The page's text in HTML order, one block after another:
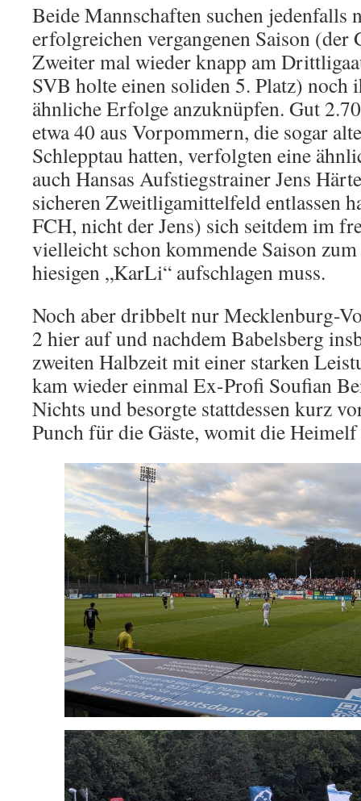
Beide Mannschaften suchen jedenfalls
erfolgreichen vergangenen Saison (der
Zweiter mal wieder knapp am
SVB holte einen soliden 5. Platz) noch
ähnliche Erfolge anzuknüpfen. Gut
etwa 40 aus Vorpommern, die sogar
Schlepptau hatten, verfolgten eine
auch Hansas Aufstiegstrainer Jens
sicheren Zweitligamittelfeld entlassen
FCH, nicht der Jens) sich seitdem im
vielleicht schon kommende Saison
hiesigen „KarLi“ aufschlagen muss.
Noch aber dribbelt nur Mecklenburg-
2 hier auf und nachdem Babelsberg
zweiten Halbzeit mit einer starken
kam wieder einmal Ex-Profi Soufian
Nichts und besorgte stattdessen kurz
Punch für die Gäste, womit die